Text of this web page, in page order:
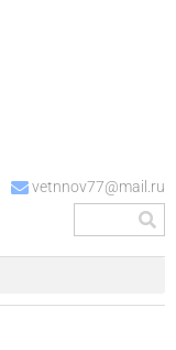
vetnnov77@mail.ru